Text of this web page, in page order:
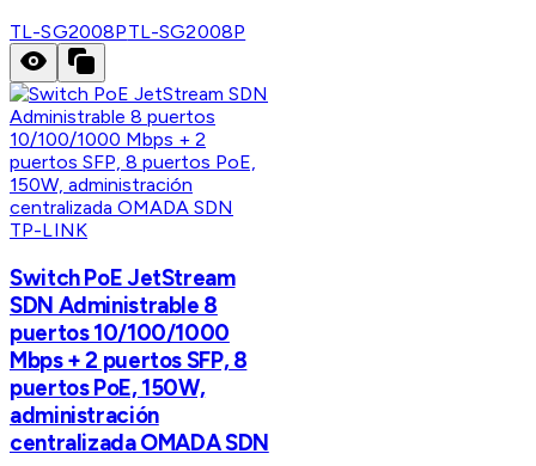
TL-SG2008PTL-SG2008P
TP-LINK
Switch PoE JetStream
SDN Administrable 8
puertos 10/100/1000
Mbps + 2 puertos SFP, 8
puertos PoE, 150W,
administración
centralizada OMADA SDN